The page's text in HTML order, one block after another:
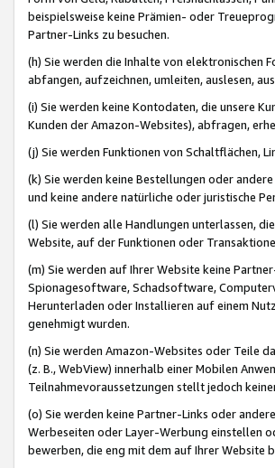
beispielsweise keine Prämien- oder
Partner-Links zu besuchen.
(h) Sie werden die Inhalte von elektronischen
abfangen, aufzeichnen, umleiten, auslesen,
(i) Sie werden keine Kontodaten, die unsere
Kunden der Amazon-Websites), abfragen,
(j) Sie werden Funktionen von Schaltflächen,
(k) Sie werden keine Bestellungen oder
und keine andere natürliche oder juristische
(l) Sie werden alle Handlungen unterlassen,
Website, auf der Funktionen oder
(m) Sie werden auf Ihrer Website keine
Spionagesoftware, Schadsoftware,
Herunterladen oder Installieren auf einem
genehmigt wurden.
(n) Sie werden Amazon-Websites oder Teile
(z. B., WebView) innerhalb einer Mobilen
Teilnahmevoraussetzungen stellt jedoch
(o) Sie werden keine Partner-Links oder
Werbeseiten oder Layer-Werbung einstellen
bewerben, die eng mit dem auf Ihrer Website